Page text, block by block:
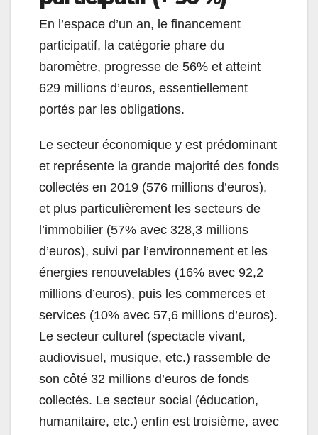
En l’espace d’un an, le financement
participatif, la catégorie phare du
baromètre, progresse de 56% et atteint
629 millions d’euros, essentiellement
portés par les obligations.
Le secteur économique y est prédominant
et représente la grande majorité des fonds
collectés en 2019 (576 millions d’euros),
et plus particulièrement les secteurs de
l’immobilier (57% avec 328,3 millions
d’euros), suivi par l’environnement et les
énergies renouvelables (16% avec 92,2
millions d’euros), puis les commerces et
services (10% avec 57,6 millions d’euros).
Le secteur culturel (spectacle vivant,
audiovisuel, musique, etc.) rassemble de
son côté 32 millions d’euros de fonds
collectés. Le secteur social (éducation,
humanitaire, etc.) enfin est troisième, avec